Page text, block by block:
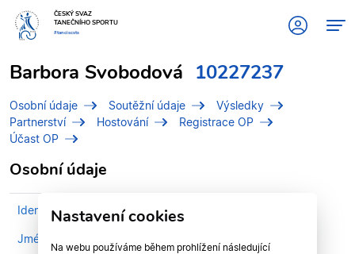
ČESKÝ SVAZ
TANEČNÍHO SPORTU
#tanciscsts
Barbora Svobodová 10227237
Osobní údaje Soutěžní údaje
Výsledky
Partnerství
Hostování
Registrace OP
Účast OP
Osobní údaje
Identifikační číslo (IDT)
Jméno
Nastavení cookies
Na webu používáme během prohlížení následující